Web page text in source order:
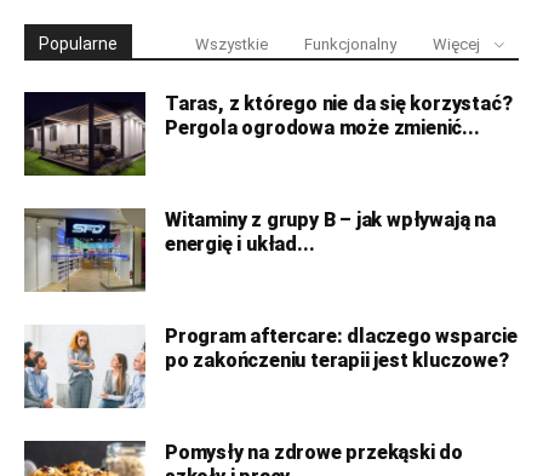
Popularne Wszystkie Funkcjonalny Więcej
Taras, z którego nie da się korzystać?
Pergola ogrodowa może zmienić...
Witaminy z grupy B – jak wpływają na
energię i układ...
Program aftercare: dlaczego wsparcie
po zakończeniu terapii jest kluczowe?
Pomysły na zdrowe przekąski do